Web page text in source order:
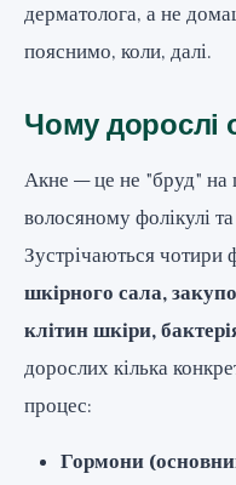
дерматолога, а не
пояснимо, коли, далі.
Чому дорослі
Акне — це не "бруд" на
волосяному фолікулі та
Зустрічаються чотири
шкірного сала,
клітин шкіри,
дорослих кілька
процес:
Гормони